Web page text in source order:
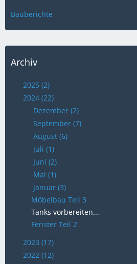
Bauberichte
Archiv
2025 (2)
2024 (22)
Dezember (2)
September (7)
August (6)
Juli (1)
Juni (2)
Mai (1)
Januar (3)
Möbelbau Teil 3
Tanks vorbereiten...
Fenster Teil 2
2023 (17)
2022 (12)